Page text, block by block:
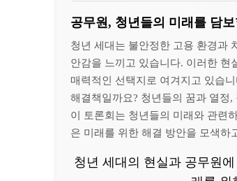
공무원, 청년들의 미래를 담
청년 세대는 불안정한 고용 환경과
안감을 느끼고 있습니다. 이러한 현
매력적인 선택지로 여겨지고 있습
해결책일까요? 청년들의 꿈과 열정
이 토론회는 청년들의 미래와 관련
은 미래를 위한 해결 방안을 모색하
청년 세대의 현실과 공무원